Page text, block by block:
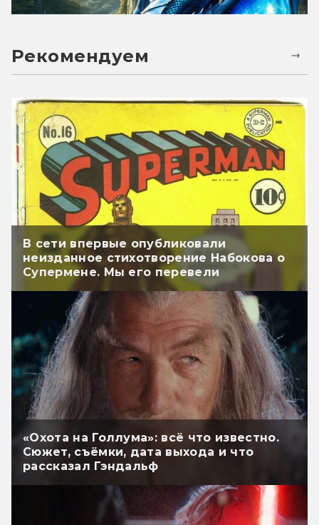
Рекомендуем
В сети впервые опубликовали
неизданное стихотворение Набокова о
Супермене. Мы его перевели
«Охота на Голлума»: всё что известно.
Сюжет, съёмки, дата выхода и что
рассказал Гэндальф